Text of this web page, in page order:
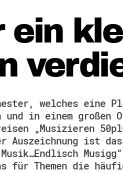
ein
welches eine
in einem großen
„Musizieren
ist das
für Themen die